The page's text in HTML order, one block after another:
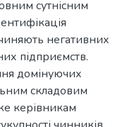
сутнісним
негативних
підприємств.
домінуючих
складовим
керівникам